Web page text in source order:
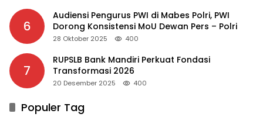
6
Audiensi Pengurus PWI di Mabes Polri, PWI
Dorong Konsistensi MoU Dewan Pers – Polri
28 Oktober 2025 400
7
RUPSLB Bank Mandiri Perkuat Fondasi
Transformasi 2026
20 Desember 2025 400
Populer Tag